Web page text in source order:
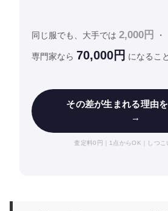
同じ服でも、大手では 2,000円 ・
専門家なら 70,000円 になるこ
その差が生まれる理由
→
査定料0円｜1点からOK｜しつこ